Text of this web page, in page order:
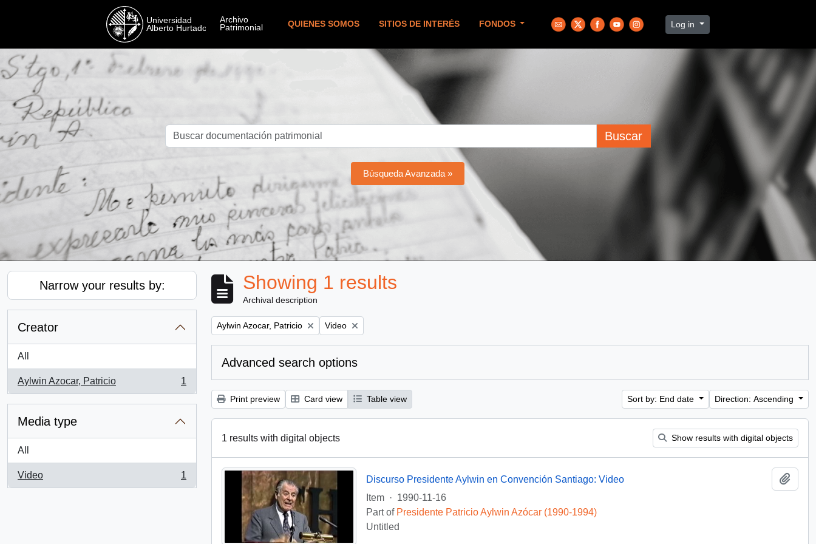
QUIENES SOMOS SITIOS DE INTERÉS FONDOS Log in
Buscar
Búsqueda Avanzada »
Narrow your results by:
Creator
All
Aylwin Azocar, Patricio
, 1 results
1
Media type
All
Video
, 1 results
1
Showing 1 results
Archival description
Remove filter:
Aylwin Azocar, Patricio Remove filter:
Video
Advanced search options
Print preview Card view Table view Sort by: End date Direction: Ascending
1 results with digital objects Show results with digital objects
Discurso Presidente Aylwin en Convención Santiago: Video
Item
· 1990-11-16
Part of Presidente Patricio Aylwin Azócar (1990-1994)
Untitled